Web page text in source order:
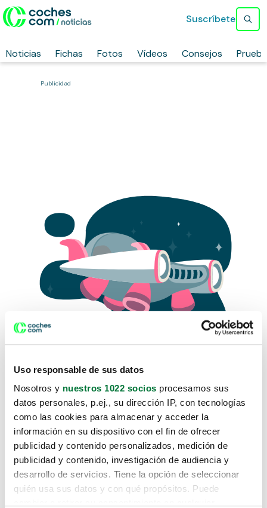
Uso responsable de sus datos
Nosotros y nuestros 1022 socios procesamos sus
datos personales, p.ej., su dirección IP, con tecnologías
como las cookies para almacenar y acceder la
información en su dispositivo con el fin de ofrecer
publicidad y contenido personalizados, medición de
publicidad y contenido, investigación de audiencia y
desarrollo de servicios. Tiene la opción de seleccionar
quién usa sus datos y con qué propósitos. Puede
Noticias Fichas Fotos Vídeos Consejos
Suscríbete
Publicidad
Lo sentimos, no sabemos como
te hemos traido hasta aquí.
Pero puedes encontrar el coche que estás
buscando en alguno de estos enlaces: